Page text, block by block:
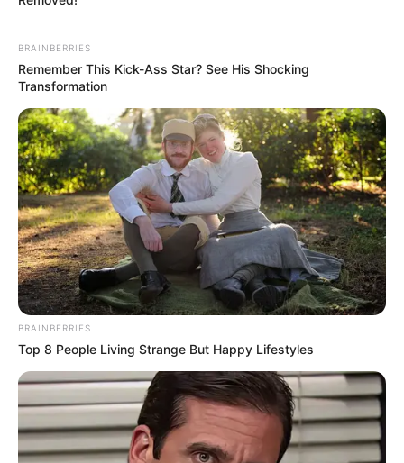
BRAINBERRIES
Remember This Kick-Ass Star? See His Shocking
Transformation
BRAINBERRIES
Top 8 People Living Strange But Happy Lifestyles